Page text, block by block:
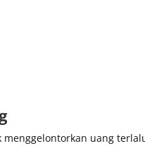
menggelontorkan uang